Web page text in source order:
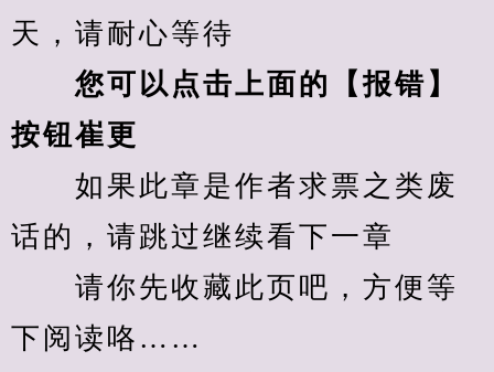
天，请耐心等待
您可以点击上面的【报错】
按钮崔更
如果此章是作者求票之类废
话的，请跳过继续看下一章
请你先收藏此页吧，方便等
下阅读咯……